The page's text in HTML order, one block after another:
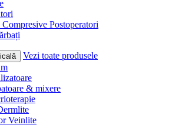
Postoperatori
Vezi toate produsele
& mixere
Veinlite